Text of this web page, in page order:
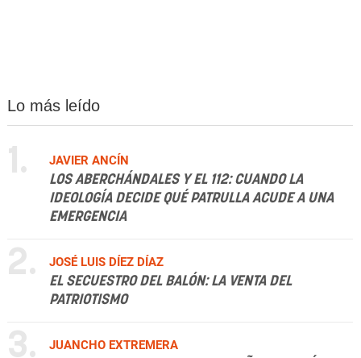
Lo más leído
1.
JAVIER ANCÍN
LOS ABERCHÁNDALES Y EL 112: CUANDO LA
IDEOLOGÍA DECIDE QUÉ PATRULLA ACUDE A UNA
EMERGENCIA
2.
JOSÉ LUIS DÍEZ DÍAZ
EL SECUESTRO DEL BALÓN: LA VENTA DEL
PATRIOTISMO
3.
JUANCHO EXTREMERA